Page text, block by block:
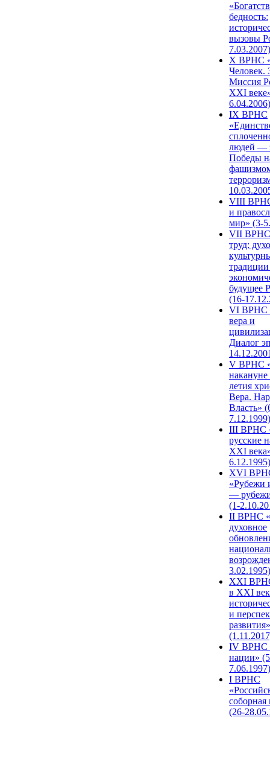
бедность:
вызовы
7.03.2007)
X ВРНС
Человек.
Миссия
XXI
6.04.2006)
IX ВРНС
людей —
Победы
VIII
и
мир» (3-
VII ВРНС
труд:
будущее
(16-
VI ВРНС
вера и
Диалог
V ВРНС
накануне
летия
Вера.
Власть»
7.12.1999)
III ВРНС
русские
XXI
6.12.1995)
XVI
«Рубежи
—
(1-
II ВРНС
духовное
3.02.1995)
XХI
в XXI
и
развития»
IV ВРНС
нации»
7.06.1997)
I ВРНС
(26-